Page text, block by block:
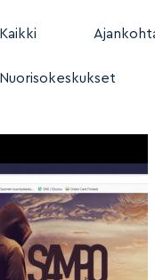
Kaikki
Nuorisokeskukset